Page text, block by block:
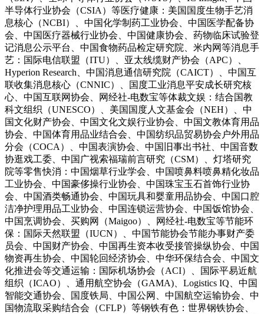
半导体行业协会（CSIA）等医疗健康：美国国度生物手艺消
息核心（NCBI）、中国化学制药工业协会、中国医学配备协
会、中国医疗器械行业协会、中国健康协会、药物临床试验登
记消息公示平台、中国食物药品检定研究院、米内网等消息手
艺：国际电信联盟（ITU）、亚太线缆财产协会（APC）、
Hyperion Research、中国消息通信研究院（CAICT）、中国互
联收集消息核心（CNNIC）、国度工业消息平安成长研究核
心、中国互联网协会、网经社-电数宝等体裁文娱：结合国教
科文组织（UNESCO）、美国国度人文基金会（NEH）、中
国文化财产协会、中国文化文娱行业协会、中国文教体育用品
协会、中国体育用品业结合会、中国纺织品贸易协会户外用品
分会（COCA）、中国表演协会、中国旧事出书社、中国音数
协逛戏工委、中国广视索福瑞前言研究（CSM）、灯塔研究
院等零售快消：中国烟草行业学会、中国喷鼻料喷鼻精化妆品
工业协会、中国豪侈操行业协会、中国珠宝玉石首饰行业协
会、中国酒类畅通协会、中国玩具和婴童用品协会、中国口腔
洁净护理用品工业协会、中国连锁运营协会、中国饭馆协会、
中国烹调协会、买购网（Maigoo）、网经社-电数宝等节能环
保：国际天然联盟（IUCN）、中国节能协会节能办事财产委
员会、中国财产协会、中国再生资本收受接管操纵协会、中国
物资再生协会、中国轮回经济协会、中华环保结合会、中国文
化推进会等交通运输：国际机场协会（ACI）、国际平易近航
组织（ICAO）、通用航空协会（GAMA)、Logistics IQ、中国
智能交通协会、国度铁局、中国公网、中国航空运输协会、中
国物流取采购结合会（CFLP）等钢铁有色：世界钢铁协会、